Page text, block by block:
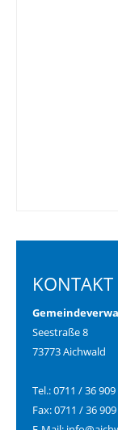
KONTAKT
Seestraße 8
73773 Aichwald
Tel.: 0711 / 36 909
Fax: 0711 / 36